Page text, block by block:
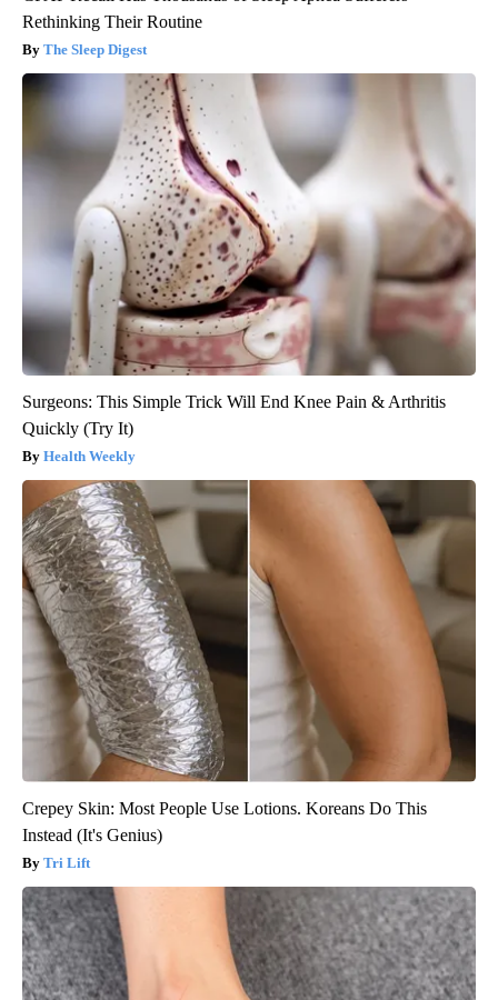
Rethinking Their Routine
The Sleep Digest
Surgeons: This Simple Trick Will End Knee Pain & Arthritis
Quickly (Try It)
Health Weekly
Crepey Skin: Most People Use Lotions. Koreans Do This
Instead (It's Genius)
Tri Lift